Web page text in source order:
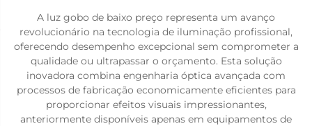
A luz gobo de baixo preço representa um avanço
revolucionário na tecnologia de iluminação profissional,
oferecendo desempenho excepcional sem comprometer a
qualidade ou ultrapassar o orçamento. Esta solução
inovadora combina engenharia óptica avançada com
processos de fabricação economicamente eficientes para
proporcionar efeitos visuais impressionantes,
anteriormente disponíveis apenas em equipamentos de